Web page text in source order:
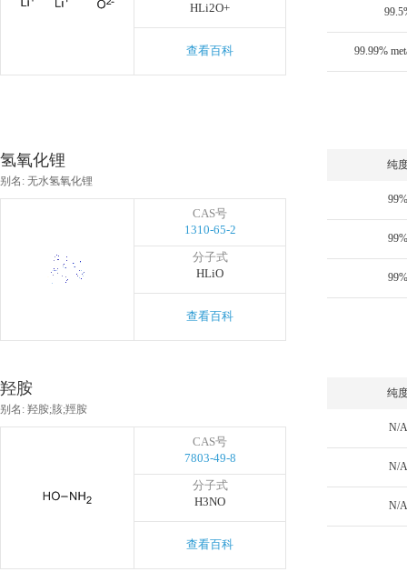
HLi2O+
查看百科 99.99%
氢氧化锂
别名: 无水氢氧化锂
CAS号
1310-65-2
分子式
HLiO
查看百科
纯
99%
99%
99%
羟胺
别名: 羟胺;胲;羥胺
CAS号
7803-49-8
分子式
H3NO
查看百科
纯
N/A
N/A
N/A